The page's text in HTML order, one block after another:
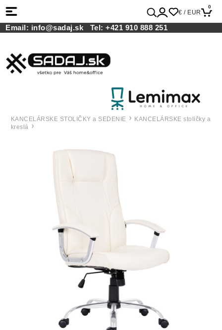
€ / EUR
0
Email: info@sadaj.sk Tel:+421 910 888 251
KANCELÁRSKE STOLIČKY a SEDENIE
KANCELÁRSKE stoličky a
kreslá